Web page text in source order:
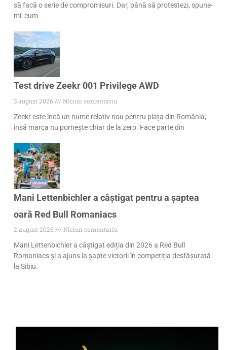
să facă o serie de compromisuri. Dar, până să protestezi, spune-
mi: cum
Test drive Zeekr 001 Privilege AWD
3 august 2026
Niciun comentariu
Zeekr este încă un nume relativ nou pentru piața din România,
însă marca nu pornește chiar de la zero. Face parte din
Mani Lettenbichler a câștigat pentru a șaptea
oară Red Bull Romaniacs
2 august 2026
Niciun comentariu
Mani Lettenbichler a câștigat ediția din 2026 a Red Bull
Romaniacs și a ajuns la șapte victorii în competiția desfășurată
la Sibiu.